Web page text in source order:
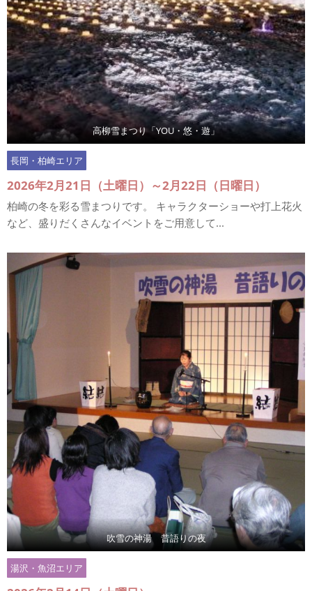
高柳雪まつり「YOU・悠・遊」
長岡・柏崎エリア
2026年2月21日（土曜日）～2月22日（日曜日）
柏崎の冬を彩る雪まつりです。 キャラクターショーや打上花火
など、盛りだくさんなイベントをご用意して...
吹雪の神湯 昔語りの夜
湯沢・魚沼エリア